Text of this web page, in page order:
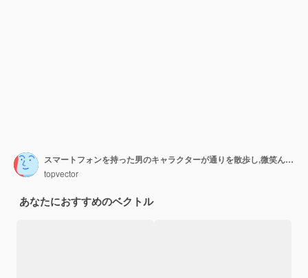
スマートフォンを持った男のキャラクターが通りを散歩し,微笑んでいるベクトルイラスト
topvector
あなたにおすすめのベクトル